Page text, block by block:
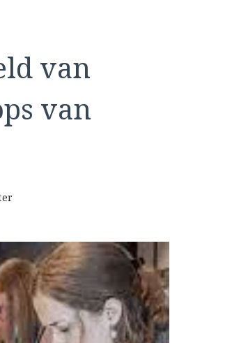
van
van
Smaakvolle
Wereld
van
Koken
met
de
Kookworkshops